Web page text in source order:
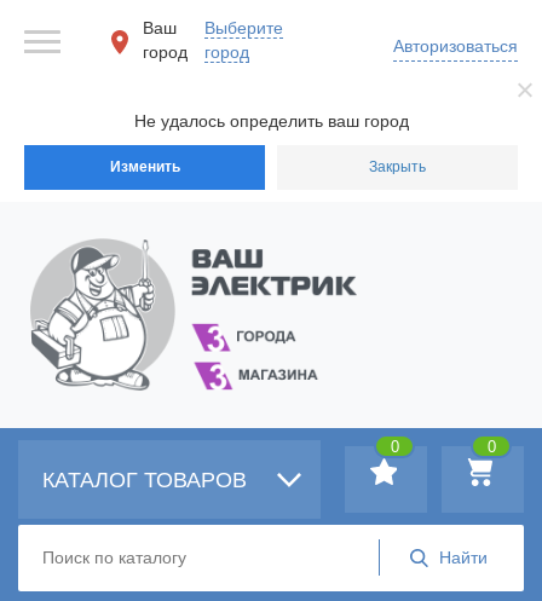
Не удалось определить ваш город
Изменить Закрыть
Ваш
город
Выберите
город
Авторизоваться
КАТАЛОГ ТОВАРОВ
0
0